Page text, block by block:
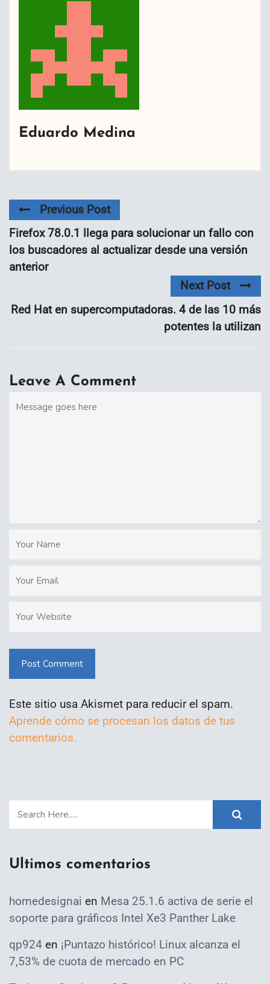
Eduardo Medina
Previous Post
Firefox 78.0.1 llega para solucionar un fallo con
los buscadores al actualizar desde una versión
anterior
Next Post
Red Hat en supercomputadoras. 4 de las 10 más
potentes la utilizan
Leave A Comment
Post Comment
Este sitio usa Akismet para reducir el spam.
Aprende cómo se procesan los datos de tus
comentarios.
Ultimos comentarios
homedesignai en Mesa 25.1.6 activa de serie el
soporte para gráficos Intel Xe3 Panther Lake
qp924 en ¡Puntazo histórico! Linux alcanza el
7,53% de cuota de mercado en PC